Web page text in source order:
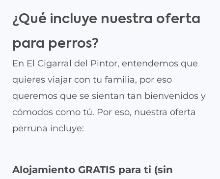
¿Qué incluye nuestra oferta
para perros?
En El Cigarral del Pintor, entendemos que
quieres viajar con tu familia, por eso
queremos que se sientan tan bienvenidos y
cómodos como tú. Por eso, nuestra oferta
perruna incluye:
Alojamiento GRATIS para ti (sin